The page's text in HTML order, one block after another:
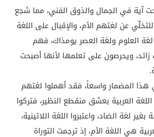
آية في الجمال والذوق الفني، مما شجع
عن لغتهم الأم، والإقبال على اللغة
العلوم ولغة العصر يومذاك، فهم
ويحرصون على تعلمها لأنها أصبحت
المضمار واسعاً، فقد أهملوا لغتهم
العربية بعشق منقطع النظير، فتركوا
لغة الضاد، واعتبروا اللغة اللاتينية،
هي اللغة الأم، إذ ترجمت التوراة